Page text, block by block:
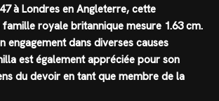
à Londres en Angleterre, cette
royale britannique mesure 1.63 cm.
engagement dans diverses causes
est également appréciée pour son
du devoir en tant que membre de la